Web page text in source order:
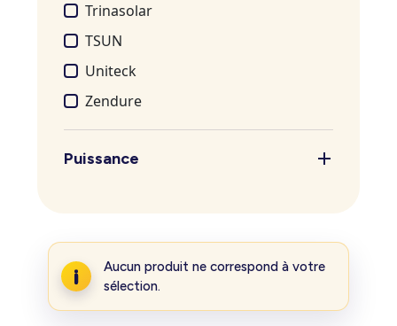
Trinasolar
TSUN
Uniteck
Zendure
Puissance
Aucun produit ne correspond à votre
sélection.